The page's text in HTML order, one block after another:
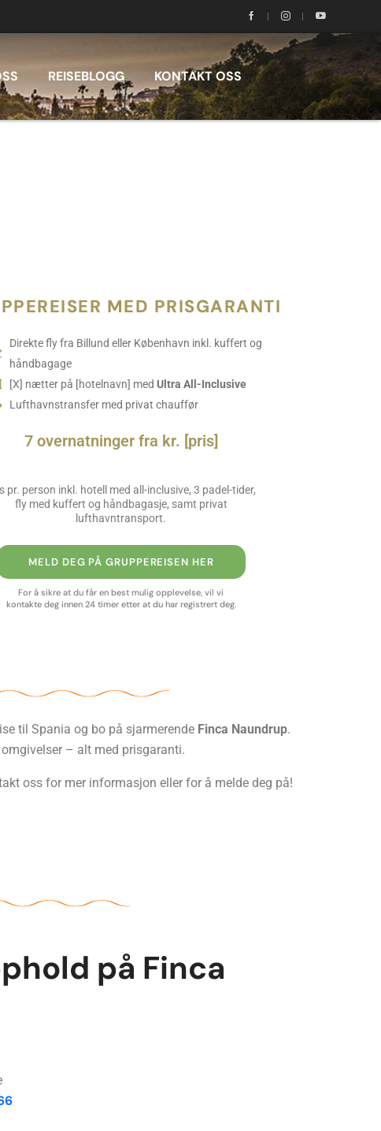
REISEBLOGG KONTAKT OSS
MED PRISGARANTI
Direkte fly fra Billund eller København inkl. kuffert og
håndbagage
[X] nætter på [hotelnavn] medUltra All-Inclusive
Lufthavnstransfer med privat chauffør
7 overnatninger fra kr. [pris]
pr. person inkl. hotell med all-inclusive, 3 padel-tider,
fly med kuffert og håndbagasje, samt privat
lufthavntransport.
MELD DEG PÅ GRUPPEREISEN HER
For å sikre at du får en best mulig opplevelse, vil vi
kontakte deg innen 24 timer etter at du har registrert deg.
til Spania og bo på sjarmerende Finca Naundrup.
– alt med prisgaranti.
oss for mer informasjon eller for å melde deg på!
på Finca